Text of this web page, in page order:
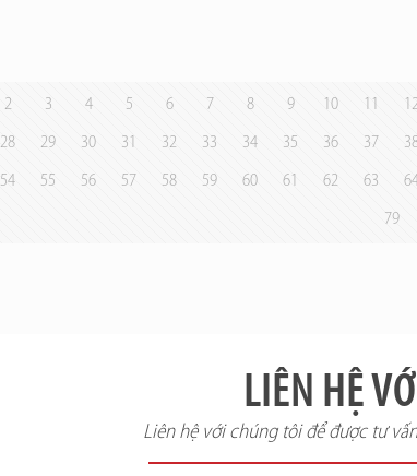
2 3 4 5 6 7 8 9 10 11 12
28 29 30 31 32 33 34 35 36 37
54 55 56 57 58 59 60 61 62 63
79
LIÊN HỆ
Liên hệ với chúng tôi để được tư